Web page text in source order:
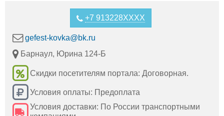
+7 913228XXXX
gefest-kovka@bk.ru
Барнаул, Юрина 124-Б
Скидки посетителям портала: Договорная.
Условия оплаты: Предоплата
Условия доставки: По России транспортными